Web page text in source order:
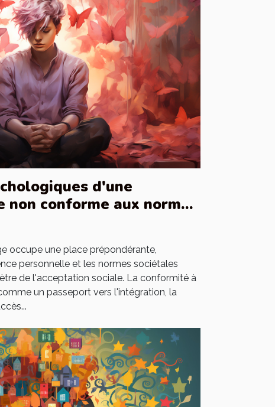
d'une
non conforme aux normes
occupe une place prépondérante,
personnelle et les normes sociétales
de l'acceptation sociale. La conformité à
un passeport vers l'intégration, la